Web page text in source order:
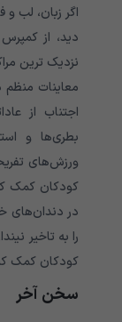
اگر زبان، لب
دید، از
نزدیک ترین
معاینات
اجتناب از
بطری‌ها و
ورزش‌‌‌‌‌‌‌‌‌‌‌‌‌‌‌‌‌‌‌‌‌‌‌‌‌‌‌‌‌‌‌‌‌‌‌‌‌‌‌‌‌‌‌‌‌‌های
کودکان کمک
در دندان‌‌‌‌‌‌‌‌‌‌‌‌‌‌‌‌‌‌‌‌‌‌‌‌‌‌‌‌‌‌‌‌‌‌‌‌‌‌‌‌‌‌‌‌‌‌های
را به تاخیر
کودکان کمک
سخن آخر